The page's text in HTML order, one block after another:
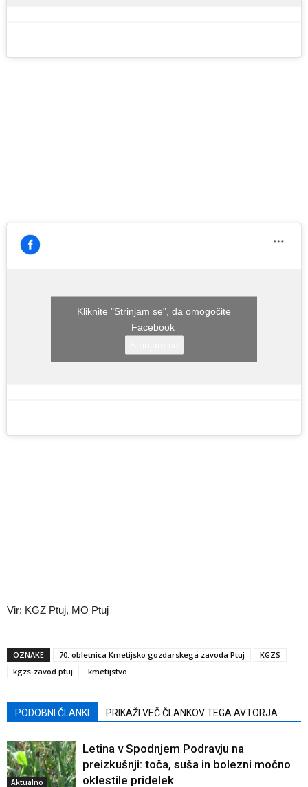
Kliknite "Strinjam se", da omogočite
Facebook
Vir: KGZ Ptuj, MO Ptuj
OZNAKE 70. obletnica Kmetijsko gozdarskega zavoda Ptuj
KGZS
kgzs-zavod ptuj
kmetijstvo
PODOBNI ČLANKI PRIKAŽI VEČ ČLANKOV TEGA AVTORJA
Aktualno
Letina v Spodnjem Podravju na
preizkušnji: toča, suša in bolezni močno
oklestile pridelek